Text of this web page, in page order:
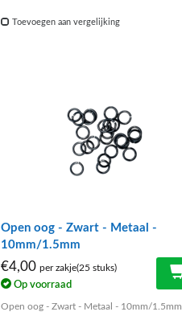
Toevoegen aan vergelijking
Open oog - Zwart - Metaal -
10mm/1.5mm
€4,00 per zakje(25 stuks)
Op voorraad
Open oog - Zwart - Metaal - 10mm/1.5mm